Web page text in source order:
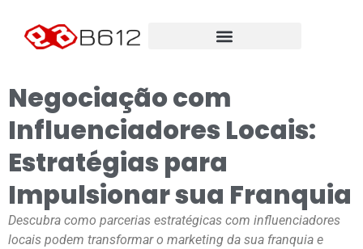
Negociação com
Influenciadores Locais:
Estratégias para
Impulsionar sua Franquia
Descubra como parcerias estratégicas com influenciadores
locais podem transformar o marketing da sua franquia e